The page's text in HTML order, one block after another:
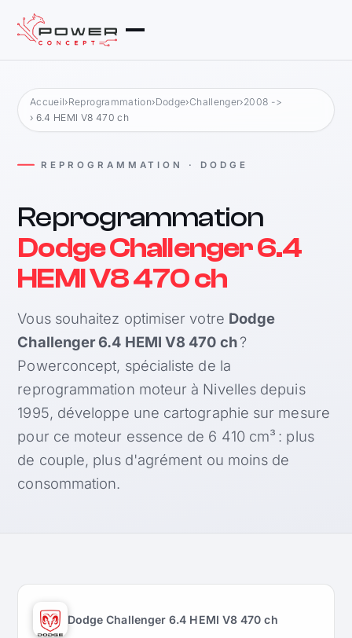
Accueil›Reprogrammation›Dodge›Challenger›2008 ->
› 6.4 HEMI V8 470 ch
REPROGRAMMATION · DODGE
Reprogrammation
Dodge Challenger 6.4
HEMI V8 470 ch
Vous souhaitez optimiser votre Dodge
Challenger 6.4 HEMI V8 470 ch?
Powerconcept, spécialiste de la
reprogrammation moteur à Nivelles depuis
1995, développe une cartographie sur mesure
pour ce moteur essence de 6 410 cm³ : plus
de couple, plus d'agrément ou moins de
consommation.
Dodge Challenger 6.4 HEMI V8 470 ch